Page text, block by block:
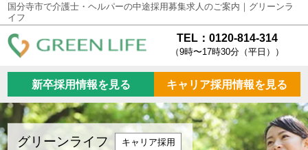
国分寺市で介護士・ヘルパーの中途採用募集求人のご案内｜グリーンラ
イフ
TEL：0120-814-314
（9時〜17時30分（平日））
新卒採用情報を見る キャリア採用情報を見る
グリーンライフ キャリア採用